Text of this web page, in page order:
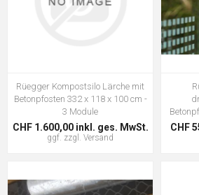
Rüegger Kompostsilo Lärche mit
Betonpfosten 332 x 118 x 100 cm -
3 Module
CHF 1.600,00 inkl. ges. MwSt.
ggf. zzgl. Versand
CHF